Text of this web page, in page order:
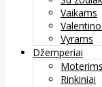
Vaikams
Vyrams
Džemperiai
Moterims
Rinkiniai